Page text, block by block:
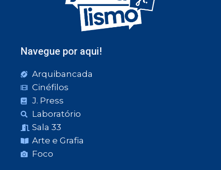
Navegue por aqui!
Arquibancada
Cinéfilos
J. Press
Laboratório
Sala 33
Arte e Grafia
Foco